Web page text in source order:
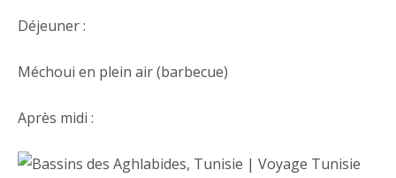
Déjeuner :
Méchoui en plein air (barbecue)
Après midi :